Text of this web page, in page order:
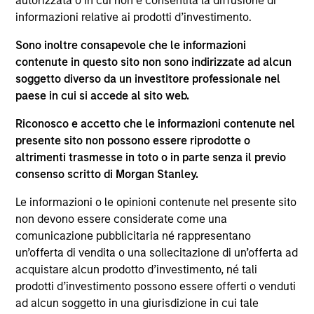
informazioni relative ai prodotti d’investimento.
Sono inoltre consapevole che le informazioni
contenute in questo sito non sono indirizzate ad alcun
soggetto diverso da un investitore professionale nel
paese in cui si accede al sito web.
Riconosco e accetto che le informazioni contenute nel
presente sito non possono essere riprodotte o
altrimenti trasmesse in toto o in parte senza il previo
consenso scritto di Morgan Stanley.
Le informazioni o le opinioni contenute nel presente sito
non devono essere considerate come una
comunicazione pubblicitaria né rappresentano
un’offerta di vendita o una sollecitazione di un’offerta ad
acquistare alcun prodotto d’investimento, né tali
prodotti d’investimento possono essere offerti o venduti
ad alcun soggetto in una giurisdizione in cui tale
https://www.morganstanley.com/im/msinvf/index.html
a titolo gratuito presso la Sede legale all’indirizzo
L-2633 Senningerberg, R.C.S. Lussemburgo B 29 192.
Le informazioni relative agli aspetti di sostenibilità del
Comparto e una sintesi dei diritti degli investitori sono
disponibili sul sito web sopra indicato.
Inoltre, gli investitori italiani sono invitati a prendere
visione del “Modulo completo di sottoscrizione” (Extended
Application Form), mentre la sezione “Informazioni
supplementari per Hong Kong” (“Additional Information for
Hong Kong Investors”) all’interno del Prospetto riguarda
in lingua tedesca del Prospetto Informativo, del
documento contenente informazioni chiave per gli
investitori (KID o KIID), dello statuto e delle relazioni
annuali e semestrali e ulteriori informazioni possono
essere ottenute dal rappresentante in Svizzera. Il
rappresentante in Svizzera è Carnegie Fund Services S.A.,
11, rue du Général-Dufour, 1204 Ginevra. L’agente pagatore
in Svizzera è Banque Cantonale de Genève, 17, quai de l’Ile,
1204 Ginevra.